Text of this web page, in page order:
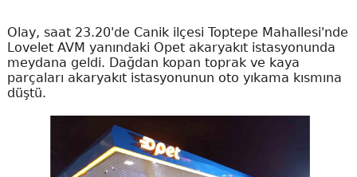
Olay, saat 23.20'de Canik ilçesi Toptepe Mahallesi'nde
Lovelet AVM yanındaki Opet akaryakıt istasyonunda
meydana geldi. Dağdan kopan toprak ve kaya
parçaları akaryakıt istasyonunun oto yıkama kısmına
düştü.